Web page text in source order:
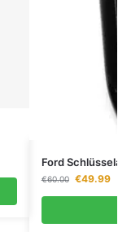
Ford
€60.00 €49.99